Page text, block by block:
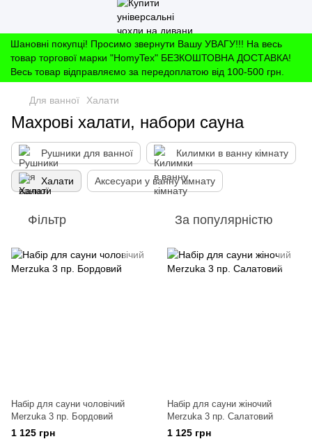
Шановні покупці! Просимо звернути Вашу УВАГУ!!! На весь
товар торгової марки "HomyTex" БЕЗКОШТОВНА ДОСТАВКА!
Весь товар відправляємо за передоплатою від 100-500 грн.
Для ванної Халати
Махрові халати, набори сауна
Рушники для ванної Килимки в ванну кімнату
Халати Аксесуари у ванну кімнату
Фільтр За популярністю
Набір для сауни чоловічий
Merzuka 3 пр. Бордовий
1 125 грн
Набір для сауни жіночий
Merzuka 3 пр. Салатовий
1 125 грн